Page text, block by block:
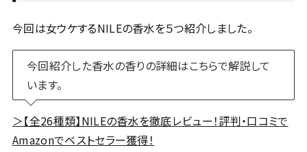
今回は女ウケするNILEの香水を５つ紹介しました。
今回紹介した香水の香りの詳細はこちらで解説して
います。
＞【全26種類】NILEの香水を徹底レビュー！評判・口コミで
Amazonでベストセラー獲得！